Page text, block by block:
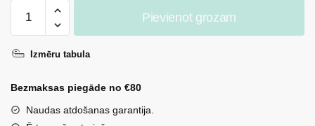
Zamšādas
sieviešu
zābaki
3085
melnā
Pievienot grozam
Izmēru tabula
Bezmaksas piegāde no €80
Naudas atdošanas garantija.